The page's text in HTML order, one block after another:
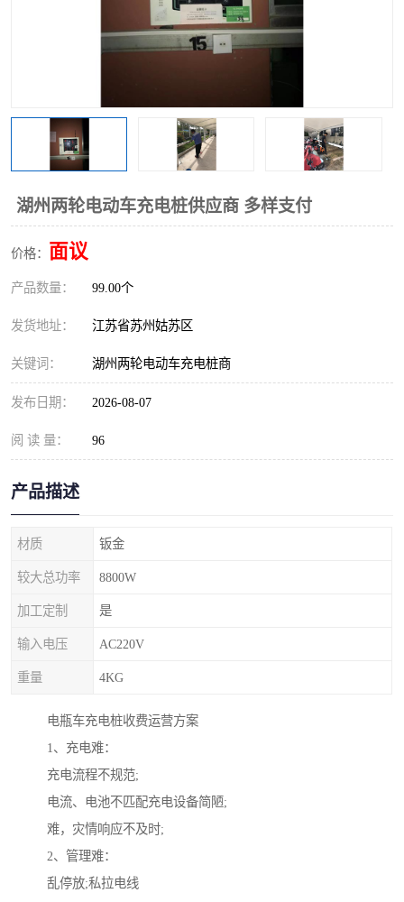
湖州两轮电动车充电桩供应商 多样支付
价格： 面议
产品数量： 99.00个
发货地址： 江苏省苏州姑苏区
关键词： 湖州两轮电动车充电桩商
发布日期： 2026-08-07
阅 读 量： 96
产品描述
材质 钣金
较大总功率 8800W
加工定制 是
输入电压 AC220V
重量 4KG
电瓶车充电桩收费运营方案
1、充电难：
充电流程不规范;
电流、电池不匹配充电设备简陋;
难，灾情响应不及时;
2、管理难：
乱停放;私拉电线